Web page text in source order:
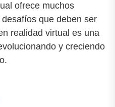
ofrece muchos
que deben ser
realidad virtual es una
y creciendo